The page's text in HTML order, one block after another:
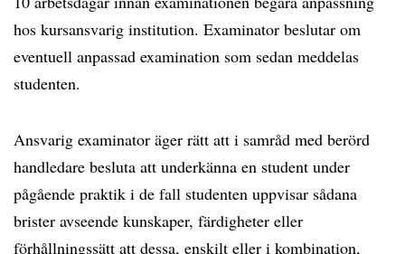
hos kursansvarig institution. Examinator beslutar om
eventuell anpassad examination som sedan meddelas
studenten.
Ansvarig examinator äger rätt att i samråd med berörd
handledare besluta att underkänna en student under
pågående praktik i de fall studenten uppvisar sådana
brister avseende kunskaper, färdigheter eller
förhållningssätt att dessa, enskilt eller i kombination,